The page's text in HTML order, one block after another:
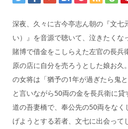
深夜、久々に古今亭志ん朝の『文七
い）』を音源で聴いて、泣きたくな
賭博で借金をこしらえた左官の長兵
原の店に自分を売ろうとした娘お久
の女将は「猶予の1年が過ぎたら鬼
と言いながら50両の金を長兵衛に貸
道の吾妻橋で、奉公先の50両をな
げようとする若者、文七に出会って